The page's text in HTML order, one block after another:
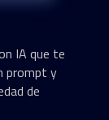
IA que te
prompt y
de